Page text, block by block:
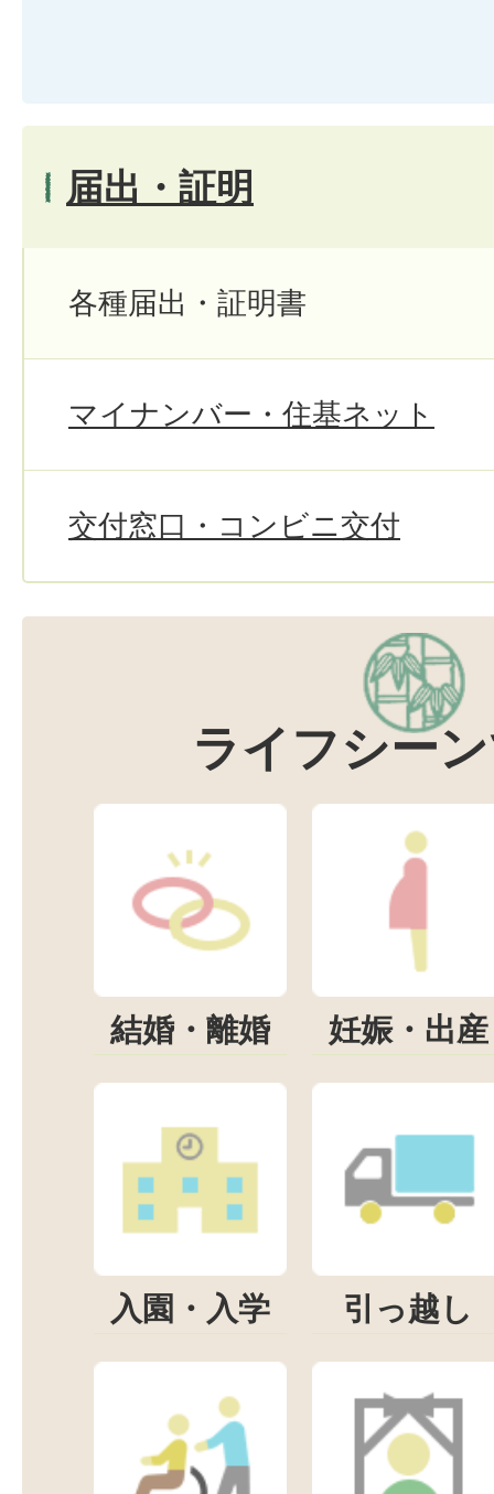
届出・証明
各種届出・証明書
マイナンバー・住基ネット
交付窓口・コンビニ交付
ライフシー
結婚・離婚 妊娠・出産
入園・入学 引っ越し